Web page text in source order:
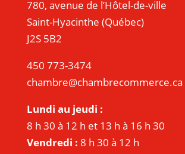
780, avenue de l’Hôtel-de-ville
Saint-Hyacinthe (Québec)
J2S 5B2
450 773-3474
chambre@chambrecommerce.ca
Lundi au jeudi :
8 h 30 à 12 h et 13 h à 16 h 30
Vendredi : 8 h 30 à 12 h